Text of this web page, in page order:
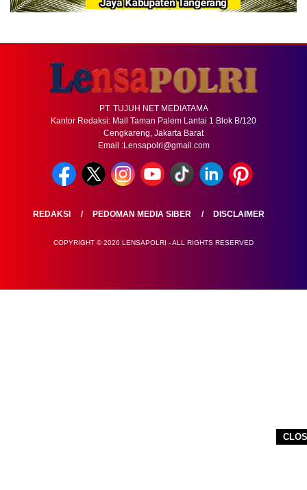
PT. TUJUH NET MEDIATAMA
Kantor Redaksi: Mall Taman Palem Lantai 1 Blok B/120
Cengkareng, Jakarta Barat
Email :Lensapolri@gmail.com
REDAKSI PEDOMAN MEDIA SIBER DISCLAIMER
COPYRIGHT © 2026 LENSAPOLRI - ALL RIGHTS RESERVED